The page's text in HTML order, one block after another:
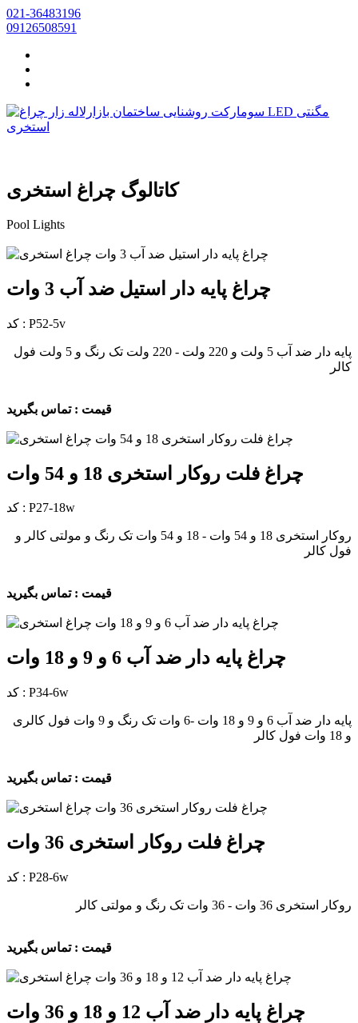
021-36483196
09126508591
کاتالوگ چراغ استخری
Pool Lights
چراغ پایه دار استیل ضد آب 3 وات
کد : P52-5v
پایه دار ضد آب 5 ولت و 220 ولت - 220 ولت تک رنگ و 5 ولت فول
کالر
قیمت : تماس بگیرید
چراغ فلت روکار استخری 18 و 54 وات
کد : P27-18w
روکار استخری 18 و 54 وات - 18 و 54 وات تک رنگ و مولتی کالر و
فول کالر
قیمت : تماس بگیرید
چراغ پایه دار ضد آب 6 و 9 و 18 وات
کد : P34-6w
پایه دار ضد آب 6 و 9 و 18 وات -6 وات تک رنگ و 9 وات فول کالری
و 18 وات فول کالر
قیمت : تماس بگیرید
چراغ فلت روکار استخری 36 وات
کد : P28-6w
روکار استخری 36 وات - 36 وات تک رنگ و مولتی کالر
قیمت : تماس بگیرید
چراغ پایه دار ضد آب 12 و 18 و 36 وات